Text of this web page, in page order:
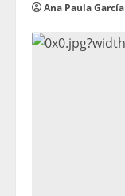
Ana Paula García